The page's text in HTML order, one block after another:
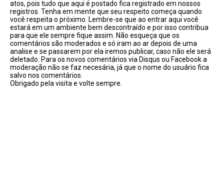
atos, pois tudo que aqui é postado fica registrado em nossos
registros. Tenha em mente que seu respeito começa quando
você respeita o próximo. Lembre-se que ao entrar aqui você
estará em um ambiente bem descontraído e por isso contribua
para que ele sempre fique assim. Não esqueça que os
comentários são moderados e só iram ao ar depois de uma
analise e se passarem por ela iremos publicar, caso não ele será
deletado. Para os novos comentários via Disqus ou Facebook a
moderação não se faz necesária, já que o nome do usuário fica
salvo nos comentários.
Obrigado pela visita e volte sempre.